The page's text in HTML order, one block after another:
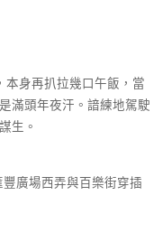
身再扒拉幾口午飯，當
滿頭年夜汗。諳練地駕駛
生。
豐廣場西弄與百樂街穿插